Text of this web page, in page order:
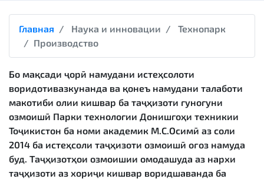
Главная Наука и инновации
Технопарк
Производство
Бо мақсади ҷорӣ намудани истеҳсолоти
воридотивазкунанда ва қонеъ намудани талаботи
макотиби олии кишвар ба таҷҳизоти гуногуни
озмоишӣ Парки технологии Донишгоҳи техникии
Тоҷикистон ба номи академик М.С.Осимӣ аз соли
2014 ба истеҳсоли таҷҳизоти озмоишӣ оғоз намуда
буд. Таҷҳизотҳои озмоишии омодашуда аз нархи
таҷҳизоти аз хориҷи кишвар воридшаванда ба